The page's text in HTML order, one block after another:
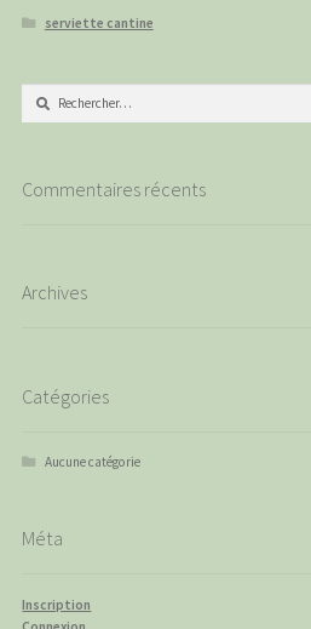
serviette cantine
Rechercher :
Commentaires récents
Archives
Catégories
Aucune catégorie
Méta
Inscription